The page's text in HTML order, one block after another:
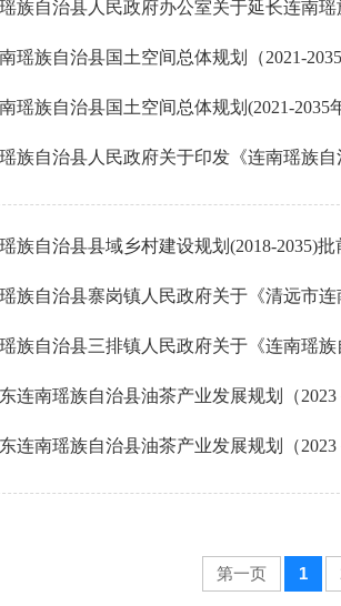
族自治县人民政府办公室关于延长连南
南瑶族自治县国土空间总体规划（2021-
南瑶族自治县国土空间总体规划(2021-2035
族自治县人民政府关于印发《连南瑶族
族自治县县域乡村建设规划(2018-2035)批
族自治县寨岗镇人民政府关于《清远市
族自治县三排镇人民政府关于《连南瑶
东连南瑶族自治县油茶产业发展规划（
东连南瑶族自治县油茶产业发展规划（
第一页 1